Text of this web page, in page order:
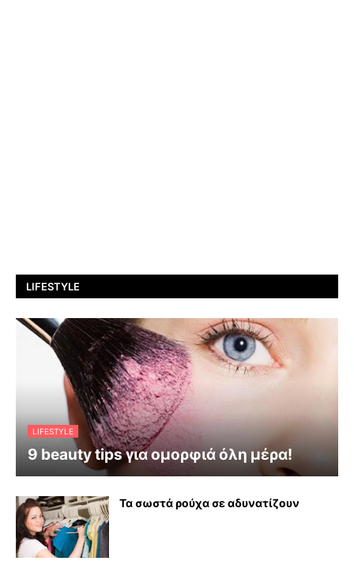
LIFESTYLE
LIFESTYLE
9 beauty tips για ομορφιά όλη μέρα!
Τα σωστά ρούχα σε αδυνατίζουν